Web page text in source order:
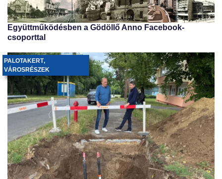
Együttműködésben a Gödöllő Anno Facebook-
csoporttal
PALOTAKERT,
VÁROSRÉSZEK